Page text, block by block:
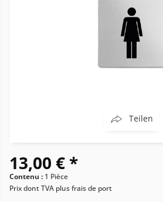
Teilen
13,00 € *
Contenu : 1 Pièce
Prix dont TVA plus frais de port